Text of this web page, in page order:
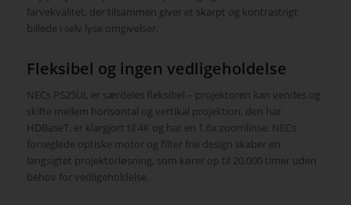
farvekvalitet, der tilsammen giver et skarpt og kontrastrigt
billede i selv lyse omgivelser.
Fleksibel og ingen vedligeholdelse
NECs P525UL er særdeles fleksibel – projektoren kan vendes og
skifte mellem horisontal og vertikal projektion, den har
HDBaseT, er klargjort til 4K og har en 1.6x zoomlinse. NECs
forseglede optiske motor og filter frie design skaber en
langsigtet projektorløsning, som kører op til 20.000 timer uden
behov for vedligeholdelse.